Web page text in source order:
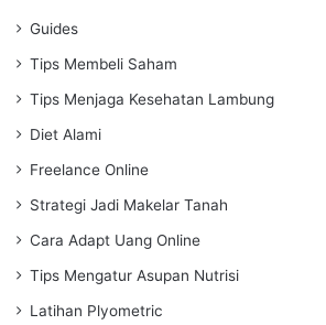
Guides
Tips Membeli Saham
Tips Menjaga Kesehatan Lambung
Diet Alami
Freelance Online
Strategi Jadi Makelar Tanah
Cara Adapt Uang Online
Tips Mengatur Asupan Nutrisi
Latihan Plyometric